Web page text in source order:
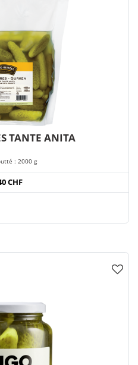
TANTE ANITA
: 2000 g
CHF